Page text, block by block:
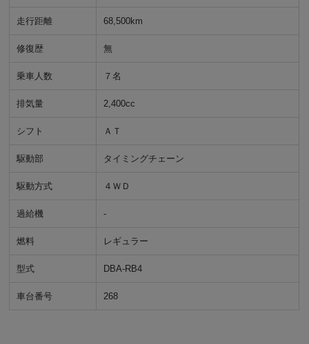
走行距離 68,500km
修復歴 無
乗車人数 ７名
排気量 2,400cc
シフト ＡＴ
駆動部 タイミングチェーン
駆動方式 ４ＷＤ
過給機 -
燃料 レギュラー
型式 DBA-RB4
車台番号 268